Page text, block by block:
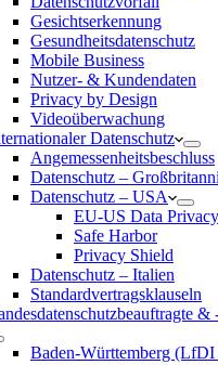
Gesichtserkennung
Gesundheitsdatenschutz
Mobile Business
Nutzer- & Kundendaten
Privacy by Design
Videoüberwachung
Datenschutz
Angemessenheitsbeschluss
Datenschutz –
Datenschutz – USA
EU-US Data
Safe Harbor
Privacy Shield
Datenschutz – Italien
Standardvertragsklauseln
&
Baden-Württemberg